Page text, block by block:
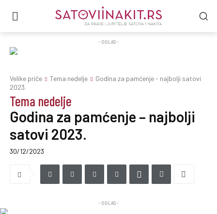
- OGLAS -
Velike priče Tema nedelje
Godina za pamćenje - najbolji satovi
2023.
Tema nedelje
Godina za pamćenje – najbolji
satovi 2023.
30/12/2023
- OGLAS -